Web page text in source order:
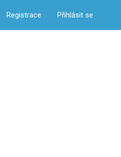
Registrace Přihlásit se